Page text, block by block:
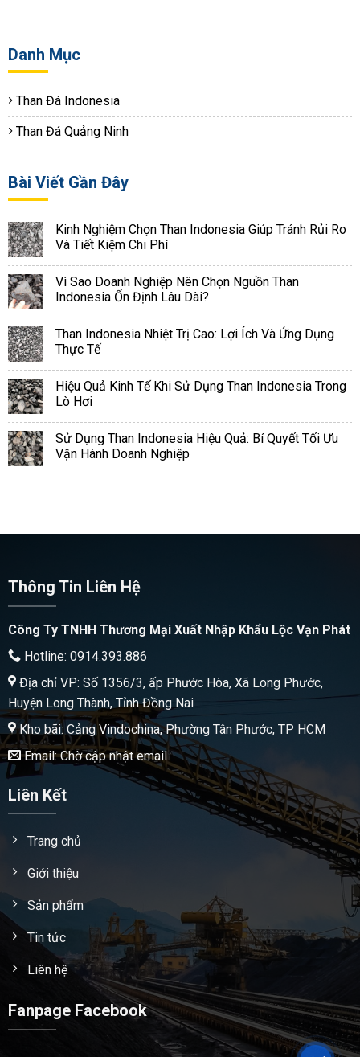
Danh Mục
Than Đá Indonesia
Than Đá Quảng Ninh
Bài Viết Gần Đây
Kinh Nghiệm Chọn Than Indonesia Giúp Tránh Rủi Ro
Và Tiết Kiệm Chi Phí
Vì Sao Doanh Nghiệp Nên Chọn Nguồn Than
Indonesia Ổn Định Lâu Dài?
Than Indonesia Nhiệt Trị Cao: Lợi Ích Và Ứng Dụng
Thực Tế
Hiệu Quả Kinh Tế Khi Sử Dụng Than Indonesia Trong
Lò Hơi
Sử Dụng Than Indonesia Hiệu Quả: Bí Quyết Tối Ưu
Vận Hành Doanh Nghiệp
Thông Tin Liên Hệ
Công Ty TNHH Thương Mại Xuất Nhập Khẩu Lộc Vạn Phát
Hotline: 0914.393.886
Địa chỉ VP: Số 1356/3, ấp Phước Hòa, Xã Long Phước,
Huyện Long Thành, Tỉnh Đồng Nai
Kho bãi: Cảng Vindochina, Phường Tân Phước, TP HCM
Email: Chờ cập nhật email
Liên Kết
Trang chủ
Giới thiệu
Sản phẩm
Tin tức
Liên hệ
Fanpage Facebook